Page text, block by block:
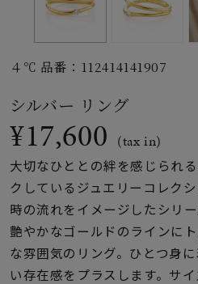
ファッションテイス
ト
着用シーン
コレクション
４℃ 品番：112414141907
シルバー リング
¥17,600 (tax in)
大切なひととの絆を感じられ
クしているジュエリーコレクシ
時の流れをイメージしたシリー
艶やかなゴールドのラインに
な雰囲気のリング。ひとつ身
い存在感をプラスします。サ